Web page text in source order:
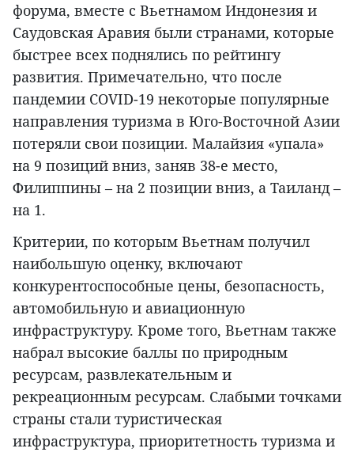
форума, вместе с Вьетнамом Индонезия и
Саудовская Аравия были странами, которые
быстрее всех поднялись по рейтингу
развития. Примечательно, что после
пандемии COVID-19 некоторые популярные
направления туризма в Юго-Восточной Азии
потеряли свои позиции. Малайзия «упала»
на 9 позиций вниз, заняв 38-е место,
Филиппины – на 2 позиции вниз, а Таиланд –
на 1.
Критерии, по которым Вьетнам получил
наибольшую оценку, включают
конкурентоспособные цены, безопасность,
автомобильную и авиационную
инфраструктуру. Кроме того, Вьетнам также
набрал высокие баллы по природным
ресурсам, развлекательным и
рекреационным ресурсам. Слабыми точками
страны стали туристическая
инфраструктура, приоритетность туризма и